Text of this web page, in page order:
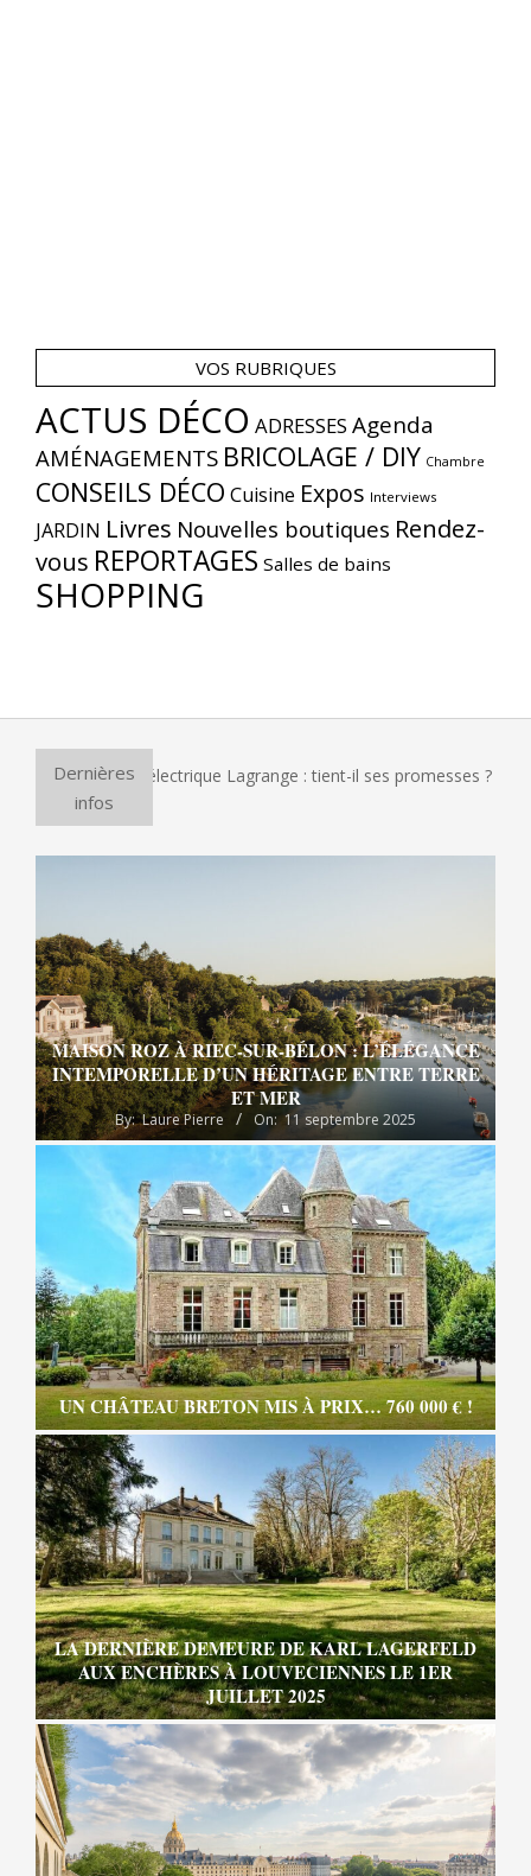
VOS RUBRIQUES
ACTUS DÉCO ADRESSES Agenda
AMÉNAGEMENTS BRICOLAGE / DIY Chambre
CONSEILS DÉCO Cuisine Expos Interviews
JARDIN Livres Nouvelles boutiques Rendez-
vous REPORTAGES Salles de bains
SHOPPING
Dernières
infos
à pizza électrique Lagrange : tient-il ses promesses ?
MAISON ROZ À RIEC-SUR-BÉLON : L’ÉLÉGANCE
INTEMPORELLE D’UN HÉRITAGE ENTRE TERRE
ET MER
By: Laure Pierre On: 11 septembre 2025
UN CHÂTEAU BRETON MIS À PRIX… 760 000 € !
LA DERNIÈRE DEMEURE DE KARL LAGERFELD
AUX ENCHÈRES À LOUVECIENNES LE 1ER
JUILLET 2025